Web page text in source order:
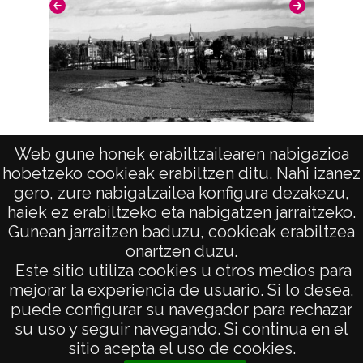
Web gune honek erabiltzailearen nabigazioa
hobetzeko cookieak erabiltzen ditu. Nahi izanez
gero, zure nabigatzailea konfigura dezakezu,
haiek ez erabiltzeko eta nabigatzen jarraitzeko.
Gunean jarraitzen baduzu, cookieak erabiltzea
onartzen duzu.
Este sitio utiliza cookies u otros medios para
mejorar la experiencia de usuario. Si lo desea,
puede configurar su navegador para rechazar
su uso y seguir navegando. Si continua en el
sitio acepta el uso de cookies.
positivo: 5644;
Licencia de las imágenes
CC BY-NC-SA 4.0
Vista
AVISO LEGAL
POLÍTICA DE PRIVACIDAD
ACCESIBILIDAD
ATENCIÓN CIUDADANA